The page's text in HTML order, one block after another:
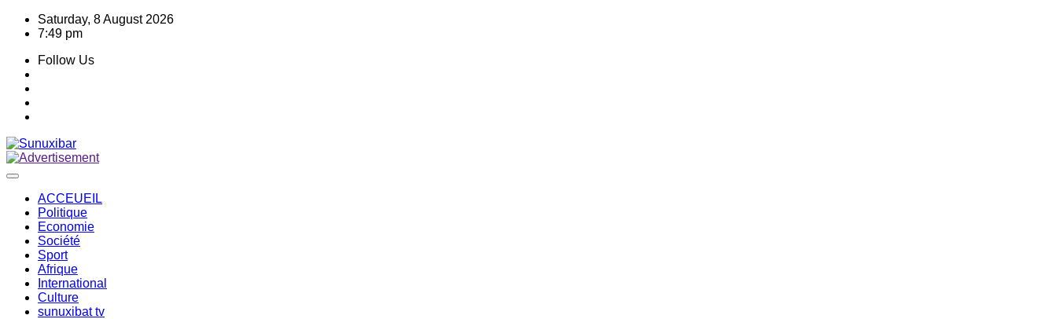
Skip
Saturday, 8 August 2026
7:49 pm
Follow Us
ACCEUEIL
Politique
Economie
Société
Sport
Afrique
International
Culture
sunuxibat tv